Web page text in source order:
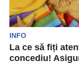
INFO
La ce să fiți
concediu!